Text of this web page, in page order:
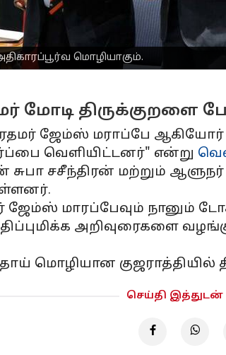
மொழியாகும்.
நாடுகளுக்கும் இடையிலான
மராபேவுடன்
மோடி திருக்குறளை
ஜேம்ஸ் மராப்பே
வெளியிட்டனர்" என்று
சுபா சசீந்திரன் மற்றும்
ஜேம்ஸ் மாரப்பேவும் நானும்
அறிவுரைகளை
மொழியான குஜராத்தியில்
செய்தி இத்துடன்